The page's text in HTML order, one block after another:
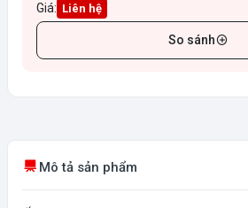
Giá: Liên hệ
So sánh
Mô tả sản phẩm